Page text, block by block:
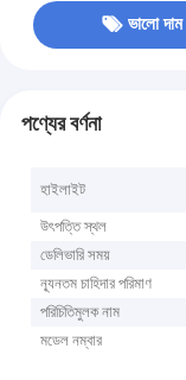
ভালো দাম
পণ্যের বর্ণনা
হাইলাইট
উৎপত্তি স্থল
ডেলিভারি সময়
ন্যূনতম চাহিদার পরিমাণ
পরিচিতিমুলক নাম
মডেল নম্বার